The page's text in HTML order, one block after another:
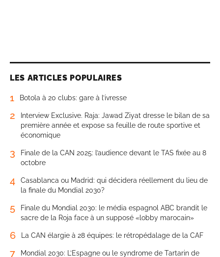
LES ARTICLES POPULAIRES
1 Botola à 20 clubs: gare à l’ivresse
2
Interview Exclusive. Raja: Jawad Ziyat dresse le bilan de sa
première année et expose sa feuille de route sportive et
économique
3
Finale de la CAN 2025: l’audience devant le TAS fixée au 8
octobre
4
Casablanca ou Madrid: qui décidera réellement du lieu de
la finale du Mondial 2030?
5
Finale du Mondial 2030: le média espagnol ABC brandit le
sacre de la Roja face à un supposé «lobby marocain»
6 La CAN élargie à 28 équipes: le rétropédalage de la CAF
7
Mondial 2030: L’Espagne ou le syndrome de Tartarin de